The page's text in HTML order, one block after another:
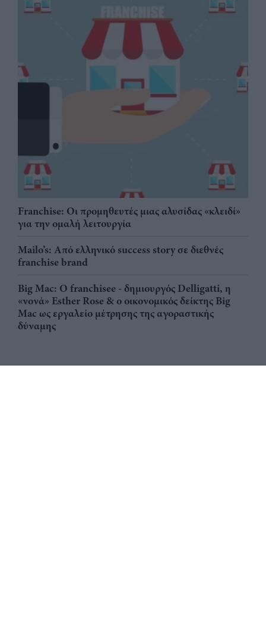
Franchise: Οι προμηθευτές μιας αλυσίδας «κλειδί»
για την ομαλή λειτουργία
Mailo’s: Από ελληνικό success story σε διεθνές
franchise brand
Big Mac: Ο franchisee - δημιουργός Delligatti, η
«νονά» Esther Rose & ο οικονομικός δείκτης Big
Mac ως εργαλείο μέτρησης της αγοραστικής
δύναμης